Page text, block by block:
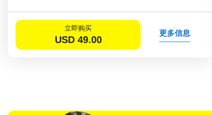
立即购买
USD 49.00
更多信息